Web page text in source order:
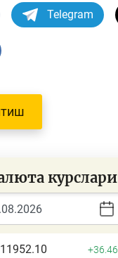
Telegram
курслари
+36.46